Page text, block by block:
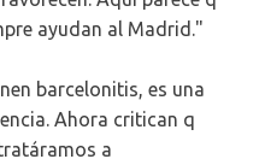
ayudan al Madrid."
barcelonitis, es una
Ahora critican q
a